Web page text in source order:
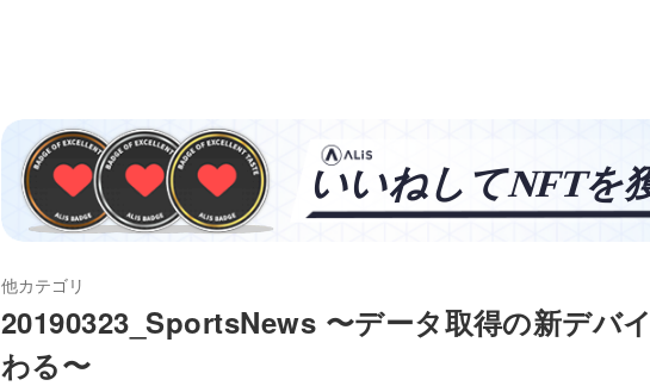
他カテゴリ
20190323_SportsNews 〜データ取得の新デバ
わる〜